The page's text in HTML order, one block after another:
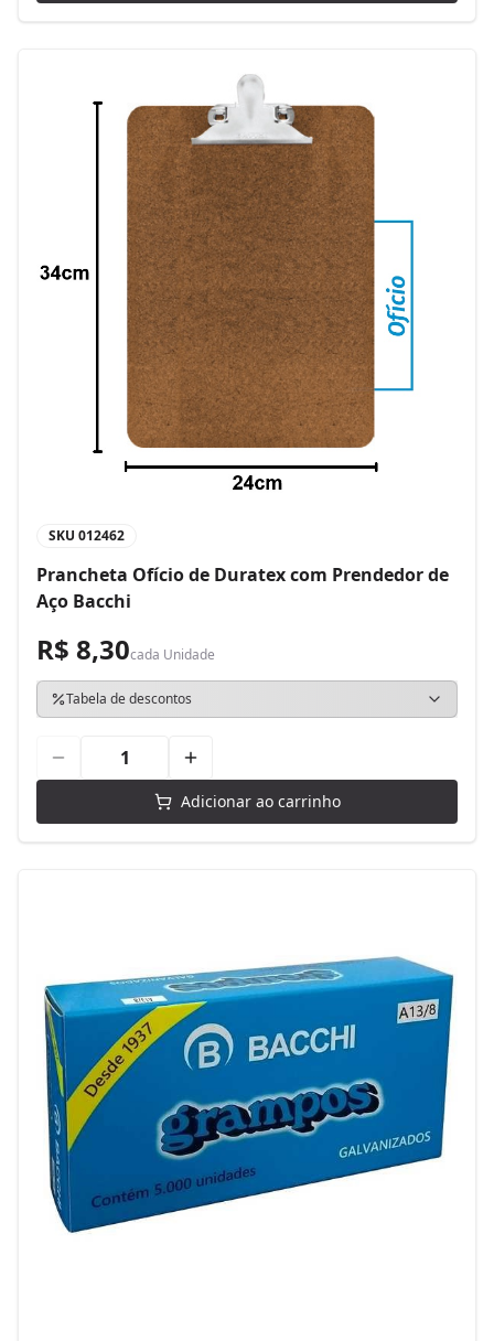
SKU 012462
Prancheta Ofício de Duratex com Prendedor de
Aço Bacchi
R$ 8,30cada Unidade
Tabela de descontos
Adicionar ao carrinho